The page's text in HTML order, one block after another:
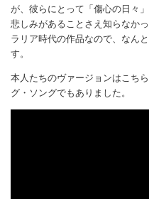
が、彼らにとって「傷心の日々
悲しみがあることさえ知らなか
ラリア時代の作品なので、なん
す。
本人たちのヴァージョンはこち
グ・ソングでもありました。